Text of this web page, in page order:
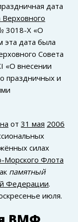
дата
3018-Х «О
эта дата была
Совета
«О внесении
праздничных и
от 31 мая 2006
силах
Морского Флота
памятный
Федерации.
июля.